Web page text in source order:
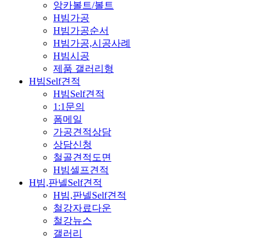
앙카볼트/볼트
H빔가공
H빔가공순서
H빔가공,시공사례
H빔시공
제품 갤러리형
H빔Self견적
H빔Self견적
1:1문의
폼메일
가공견적상담
상담신청
철골견적도면
H빔셀프견적
H빔,판넬Self견적
H빔,판넬Self견적
철강자료다운
철강뉴스
갤러리